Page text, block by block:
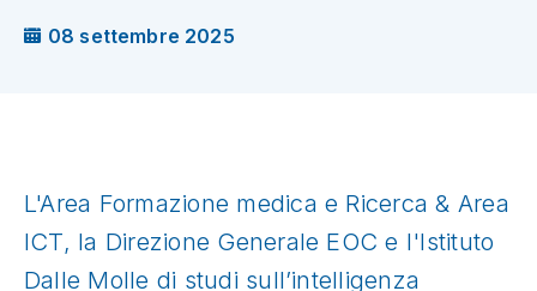
08 settembre 2025
L'Area Formazione medica e Ricerca & Area
ICT, la Direzione Generale EOC e l'Istituto
Dalle Molle di studi sull’intelligenza